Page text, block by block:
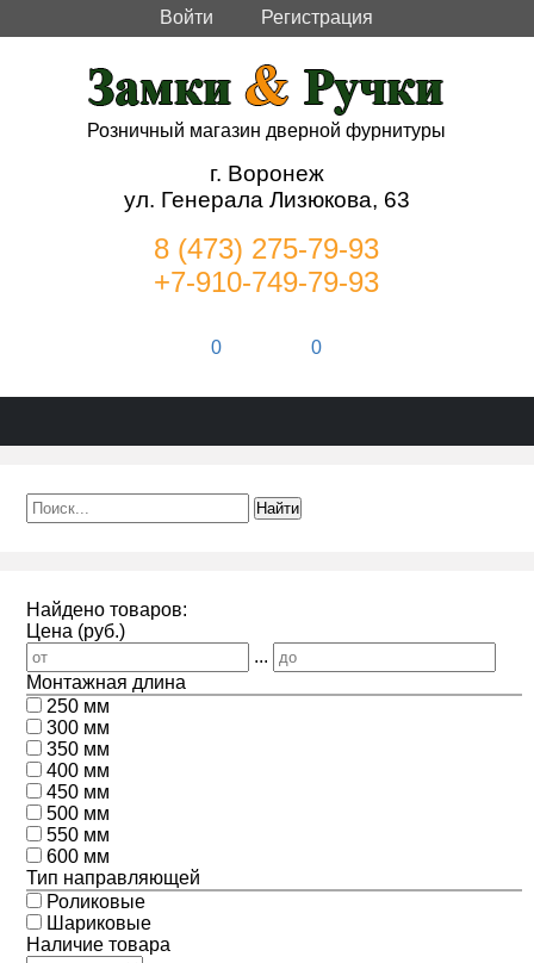
Войти Регистрация
Розничный магазин дверной фурнитуры
г. Воронеж
ул. Генерала Лизюкова, 63
8 (473) 275-79-93
+7-910-749-79-93
0 0
Найдено товаров:
Цена (руб.)
...
Монтажная длина
250 мм
300 мм
350 мм
400 мм
450 мм
500 мм
550 мм
600 мм
Тип направляющей
Роликовые
Шариковые
Наличие товара